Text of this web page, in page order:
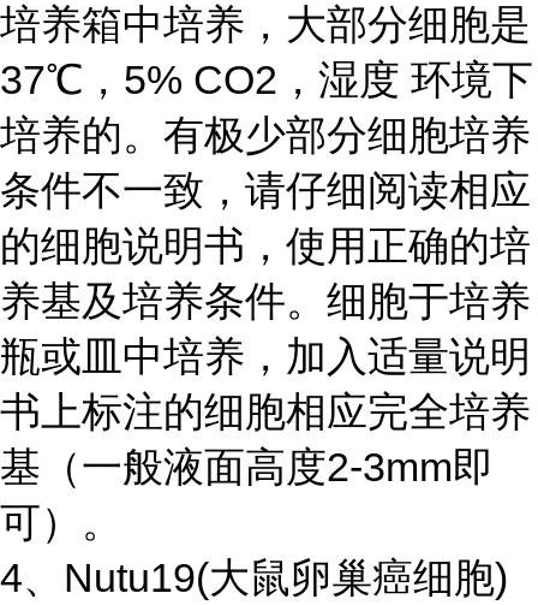
培养箱中培养，大部分细胞是
37℃，5% CO2，湿度 环境下
培养的。有极少部分细胞培养
条件不一致，请仔细阅读相应
的细胞说明书，使用正确的培
养基及培养条件。细胞于培养
瓶或皿中培养，加入适量说明
书上标注的细胞相应完全培养
基（一般液面高度2-3mm即
可）。
4、Nutu19(大鼠卵巢癌细胞)